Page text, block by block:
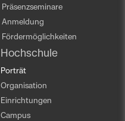
Präsenzseminare
Anmeldung
Fördermöglichkeiten
Hochschule
Porträt
Organisation
Einrichtungen
Campus